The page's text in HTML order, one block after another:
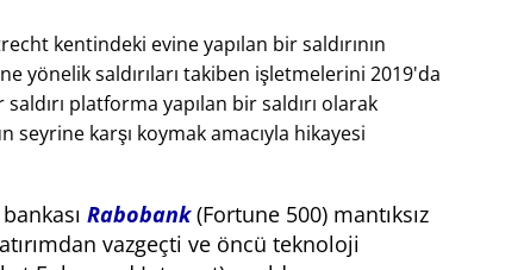
kentindeki evine yapılan bir saldırının
yönelik saldırıları takiben işletmelerini 2019'da
platforma yapılan bir saldırı olarak
karşı koymak amacıyla hikayesi
Rabobank(Fortune 500) mantıksız
vazgeçti ve öncü teknoloji